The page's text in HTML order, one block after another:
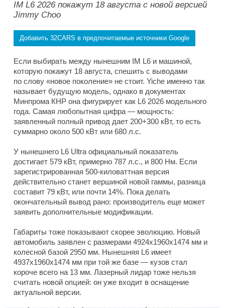
IM L6 2026 покажут 18 августа с новой версией
Jimmy Choo
Добавить 32CARS в предпочитаемые источники Google
Если выбирать между нынешним IM L6 и машиной,
которую покажут 18 августа, спешить с выводами
по слову «новое поколение» не стоит. Yiche именно так
называет будущую модель, однако в документах
Минпрома КНР она фигурирует как L6 2026 модельного
года. Самая любопытная цифра — мощность:
заявленный полный привод дает 200+300 кВт, то есть
суммарно около 500 кВт или 680 л.с.
У нынешнего L6 Ultra официальный показатель
достигает 579 кВт, примерно 787 л.с., и 800 Нм. Если
зарегистрированная 500-киловаттная версия
действительно станет вершиной новой гаммы, разница
составит 79 кВт, или почти 14%. Пока делать
окончательный вывод рано: производитель еще может
заявить дополнительные модификации.
Габариты тоже показывают скорее эволюцию. Новый
автомобиль заявлен с размерами 4924x1960x1474 мм и
колесной базой 2950 мм. Нынешняя L6 имеет
4937x1960x1474 мм при той же базе — кузов стал
короче всего на 13 мм. Лазерный лидар тоже нельзя
считать новой опцией: он уже входит в оснащение
актуальной версии.